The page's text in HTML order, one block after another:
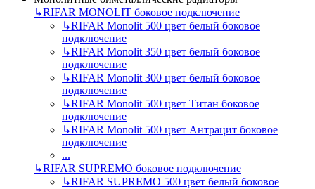
↳RIFAR MONOLIT боковое подключение
↳RIFAR Monolit 500 цвет белый боковое
подключение
↳RIFAR Monolit 350 цвет белый боковое
подключение
↳RIFAR Monolit 300 цвет белый боковое
подключение
↳RIFAR Monolit 500 цвет Титан боковое
подключение
↳RIFAR Monolit 500 цвет Антрацит боковое
подключение
...
↳RIFAR SUPREMO боковое подключение
↳RIFAR SUPREMO 500 цвет белый боковое